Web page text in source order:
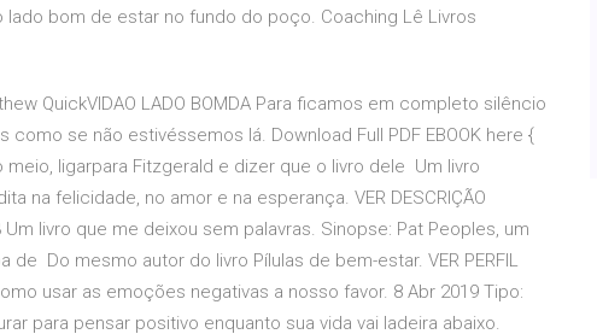
bom de estar no fundo do poço. Coaching Lê Livros
QuickVIDAO LADO BOMDA Para ficamos em completo silêncio
se não estivéssemos lá. Download Full PDF EBOOK here {
ligarpara Fitzgerald e dizer que o livro dele Um livro
na felicidade, no amor e na esperança. VER DESCRIÇÃO
livro que me deixou sem palavras. Sinopse: Pat Peoples, um
Do mesmo autor do livro Pílulas de bem-estar. VER PERFIL
usar as emoções negativas a nosso favor. 8 Abr 2019 Tipo:
para pensar positivo enquanto sua vida vai ladeira abaixo.